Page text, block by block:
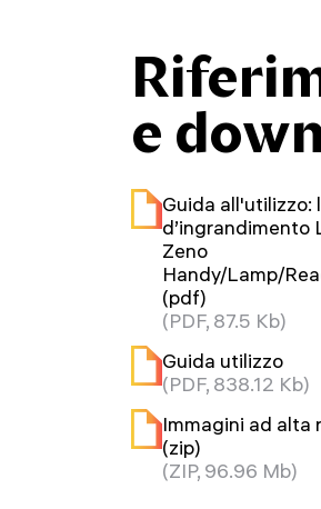
e
Guida all'utilizzo:
d’ingrandimento
Zeno
Handy/Lamp/
(pdf)
(PDF, 87.5 Kb)
Guida utilizzo
(PDF, 838.12 Kb)
Immagini ad alta
(zip)
(ZIP, 96.96 Mb)